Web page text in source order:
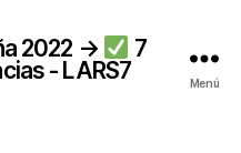
2022 →
7
- LARS7
Menú